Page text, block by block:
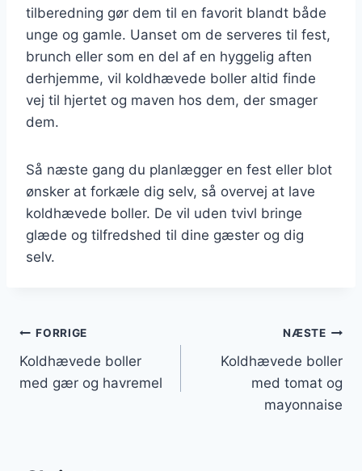
tilberedning gør dem til en favorit blandt både
unge og gamle. Uanset om de serveres til fest,
brunch eller som en del af en hyggelig aften
derhjemme, vil koldhævede boller altid finde
vej til hjertet og maven hos dem, der smager
dem.
Så næste gang du planlægger en fest eller blot
ønsker at forkæle dig selv, så overvej at lave
koldhævede boller. De vil uden tvivl bringe
glæde og tilfredshed til dine gæster og dig
selv.
Indlægsnavigation
FORRIGE
Koldhævede boller
med gær og havremel
NÆSTE
Koldhævede boller
med tomat og
mayonnaise